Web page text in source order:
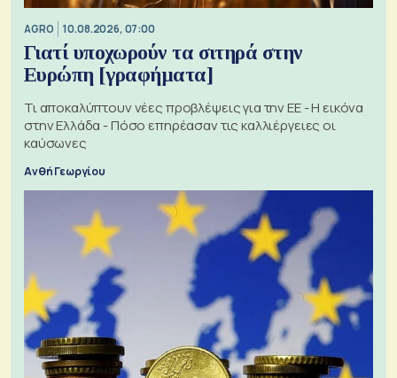
AGRO 10.08.2026, 07:00
Γιατί υποχωρούν τα σιτηρά στην
Ευρώπη [γραφήματα]
Τι αποκαλύπτουν νέες προβλέψεις για την ΕΕ - Η εικόνα
στην Ελλάδα - Πόσο επηρέασαν τις καλλιέργειες οι
καύσωνες
Ανθή Γεωργίου